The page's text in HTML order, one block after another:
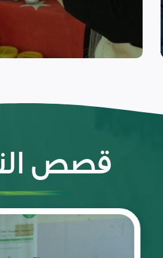
التعافي
قصص
رحلة
نجاح
تقودها
غفران